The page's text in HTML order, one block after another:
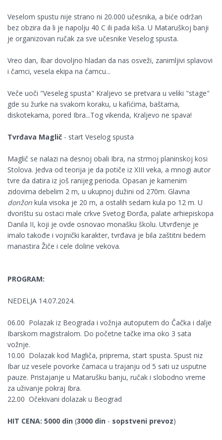
Veselom spustu nije strano ni 20.000 učesnika, a biće održan
bez obzira da li je napolju 40 C ili pada kiša. U Mataruškoj banji
je organizovan ručak za sve učesnike Veselog spusta.
Vreo dan, Ibar dovoljno hladan da nas osveži, zanimljivi splavovi
i čamci, vesela ekipa na čamcu...
Veče uoči "Veseleg spusta" Kraljevo se pretvara u veliki "stage"
gde su žurke na svakom koraku, u kafićima, baštama,
diskotekama, pored Ibra...Tog vikenda, Kraljevo ne spava!
Tvrđava Maglič - start Veselog spusta
Maglič se nalazi na desnoj obali Ibra, na strmoj planinskoj kosi
Stolova. Jedva od teorija je da potiče iz XIII veka, a mnogi autor
tvre da datira iz još ranijeg perioda. Opasan je kamenim
zidovima debelim 2 m, u ukupnoj dužini od 270m. Glavna
donžon kula visoka je 20 m, a ostalih sedam kula po 12 m. U
dvorištu su ostaci male crkve Svetog Đorđa, palate arhiepiskopa
Danila II, koji je ovde osnovao monašku školu. Utvrđenje je
imalo takođe i vojnički karakter, tvrđava je bila zaštitni bedem
manastira Žiče i cele doline vekova.
PROGRAM:
NEDELJA 14.07.2024.
06.00 Polazak iz Beograda i vožnja autoputem do Čačka i dalje
Ibarskom magistralom. Do početne tačke ima oko 3 sata
vožnje.
10.00 Dolazak kod Magliča, priprema, start spusta. Spust niz
Ibar uz vesele povorke čamaca u trajanju od 5 sati uz usputne
pauze. Pristajanje u Matarušku banju, ručak i slobodno vreme
za uživanje pokraj Ibra.
22.00 Očekivani dolazak u Beograd
HIT CENA: 5000 din (3000 din - sopstveni prevoz)